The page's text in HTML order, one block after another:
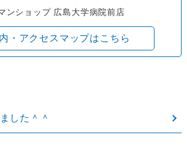
ンショップ 広島大学病院前店
・アクセスマップはこちら
した＾＾